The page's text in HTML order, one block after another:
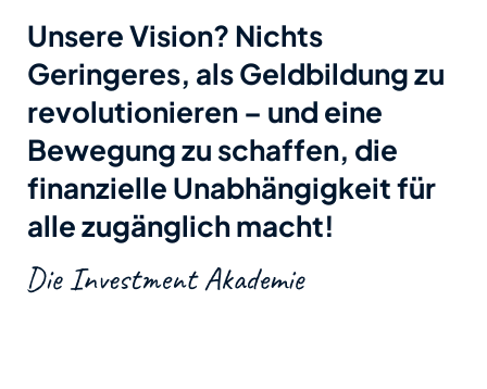
Unsere Vision? Nichts
Geringeres, als Geldbildung zu
revolutionieren – und eine
Bewegung zu schaffen, die
finanzielle Unabhängigkeit für
alle zugänglich macht!